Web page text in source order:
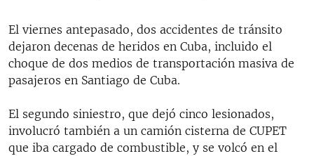
El viernes antepasado, dos accidentes de tránsito
dejaron decenas de heridos en Cuba, incluido el
choque de dos medios de transportación masiva de
pasajeros en Santiago de Cuba.
El segundo siniestro, que dejó cinco lesionados,
involucró también a un camión cisterna de CUPET
que iba cargado de combustible, y se volcó en el